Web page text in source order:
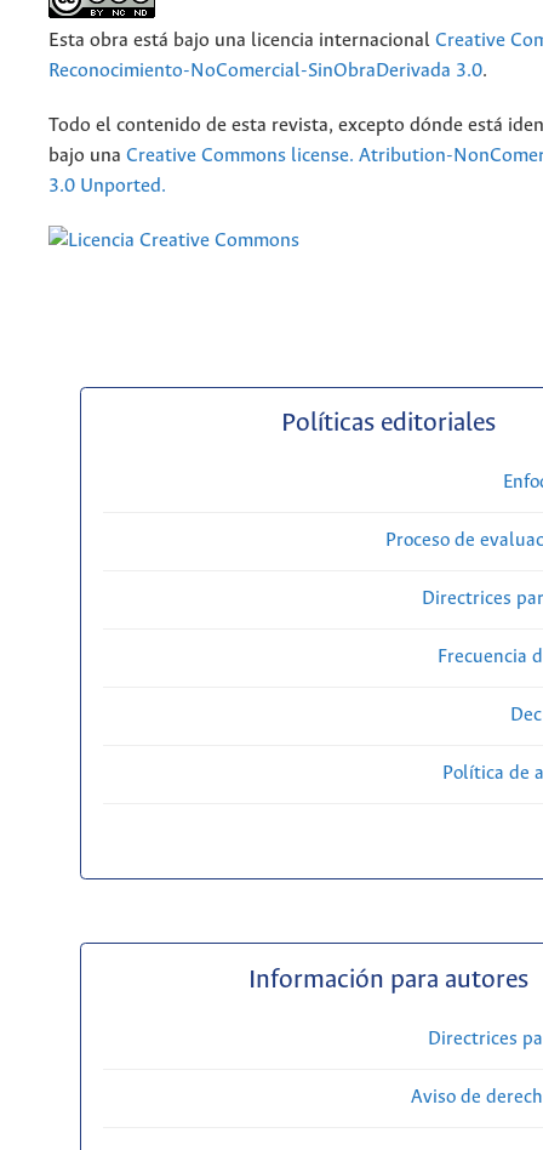
Esta obra está bajo una licencia internacional Creative
Reconocimiento-NoComercial-SinObraDerivada 3.0.
Todo el contenido de esta revista, excepto dónde está
bajo una Creative Commons license. Atribution-
3.0 Unported.
Políticas editoriales
Proceso de
Directrices
Frecuencia
Política de
Información para autores
Directrices
Aviso de